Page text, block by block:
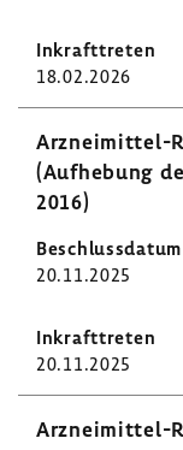
18.02.2026
Arzneimittel-​
(Aufhe­bung
2016)
20.11.2025
20.11.2025
Arzneimittel-​